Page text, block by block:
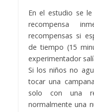
En el estudio se
recompensa
recompensas si
de tiempo (15
experimentador
Si los niños no
tocar una
solo con una
normalmente una